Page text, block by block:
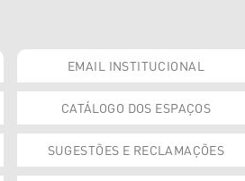
EMAIL INSTITUCIONAL
CATÁLOGO DOS ESPAÇOS
SUGESTÕES E RECLAMAÇÕES